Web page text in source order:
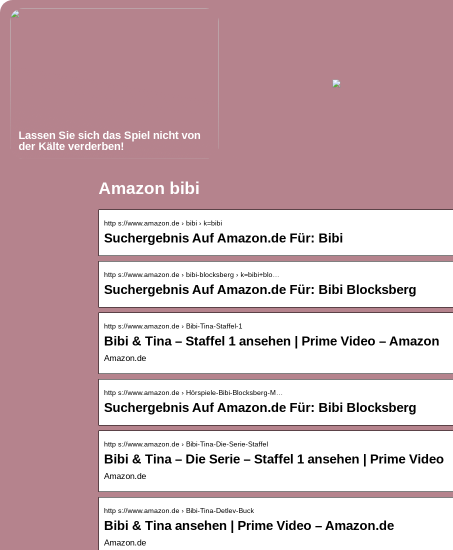
Lassen Sie sich das Spiel nicht von
der Kälte verderben!
Amazon bibi
http s://www.amazon.de › bibi › k=bibi
Suchergebnis Auf Amazon.de Für: Bibi
http s://www.amazon.de › bibi-blocksberg › k=bibi+blo…
Suchergebnis Auf Amazon.de Für: Bibi Blocksberg
http s://www.amazon.de › Bibi-Tina-Staffel-1
Bibi & Tina – Staffel 1 ansehen | Prime Video – Amazon
Amazon.de
http s://www.amazon.de › Hörspiele-Bibi-Blocksberg-M…
Suchergebnis Auf Amazon.de Für: Bibi Blocksberg
http s://www.amazon.de › Bibi-Tina-Die-Serie-Staffel
Bibi & Tina – Die Serie – Staffel 1 ansehen | Prime Video
Amazon.de
http s://www.amazon.de › Bibi-Tina-Detlev-Buck
Bibi & Tina ansehen | Prime Video – Amazon.de
Amazon.de